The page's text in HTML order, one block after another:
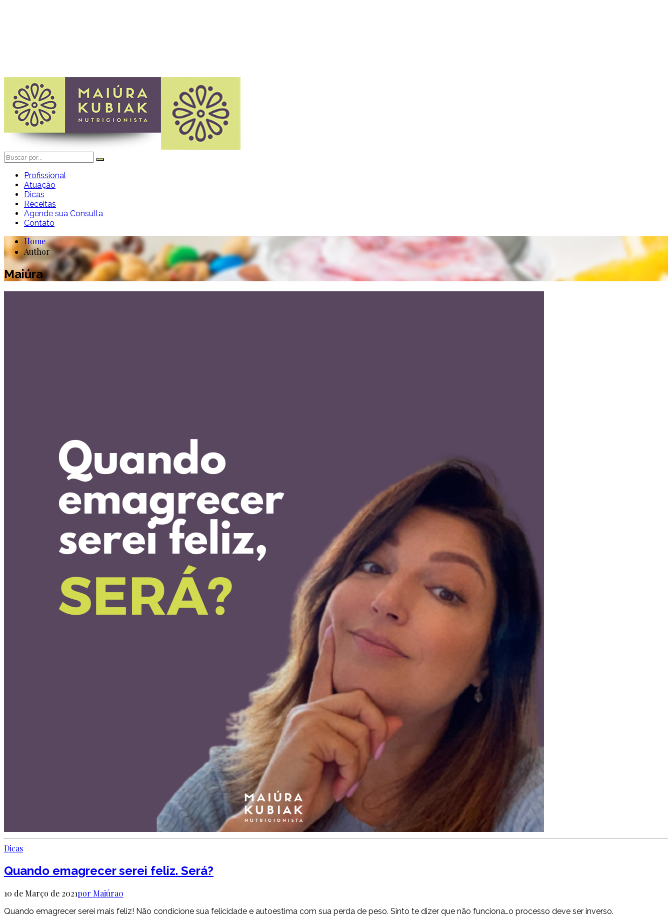
Profissional
Atuação
Dicas
Receitas
Agende sua Consulta
Contato
Home
Author
Maiúra
Dicas
Quando emagrecer serei feliz. Será?
10 de Março de 2021por Maiúra0
Quando emagrecer serei mais feliz! Não condicione sua felicidade e autoestima com sua perda de peso. Sinto te dizer que não funciona…o processo deve ser inverso.